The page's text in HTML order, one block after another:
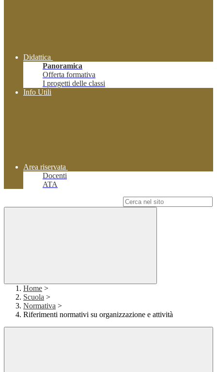
Didattica
Panoramica
Offerta formativa
I progetti delle classi
Info Utili
Area riservata
Docenti
ATA
Home >
Scuola >
Normativa >
Riferimenti normativi su organizzazione e attività